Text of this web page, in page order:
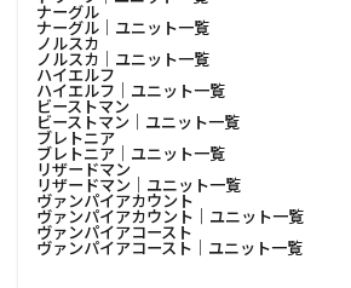
ナーグル
ナーグル│ユニット一覧
ノルスカ
ノルスカ│ユニット一覧
ハイエルフ
ハイエルフ│ユニット一覧
ビーストマン
ビーストマン│ユニット一覧
ブレトニア
ブレトニア│ユニット一覧
リザードマン
リザードマン│ユニット一覧
ヴァンパイアカウント
ヴァンパイアカウント│ユニット一覧
ヴァンパイアコースト
ヴァンパイアコースト│ユニット一覧